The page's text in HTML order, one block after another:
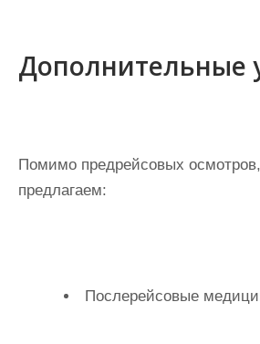
Дополнительные
Помимо предрейсовых
предлагаем:
Послерейсовые